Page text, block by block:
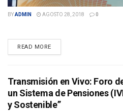
BYADMIN AGOSTO 28, 2018 0
READ MOREDETAILS
Transmisión en Vivo: Foro
un Sistema de Pensiones
y Sostenible”